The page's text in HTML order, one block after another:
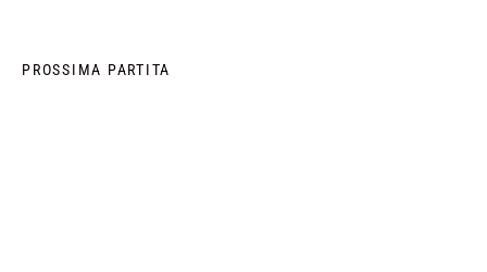
PROSSIMA PARTITA